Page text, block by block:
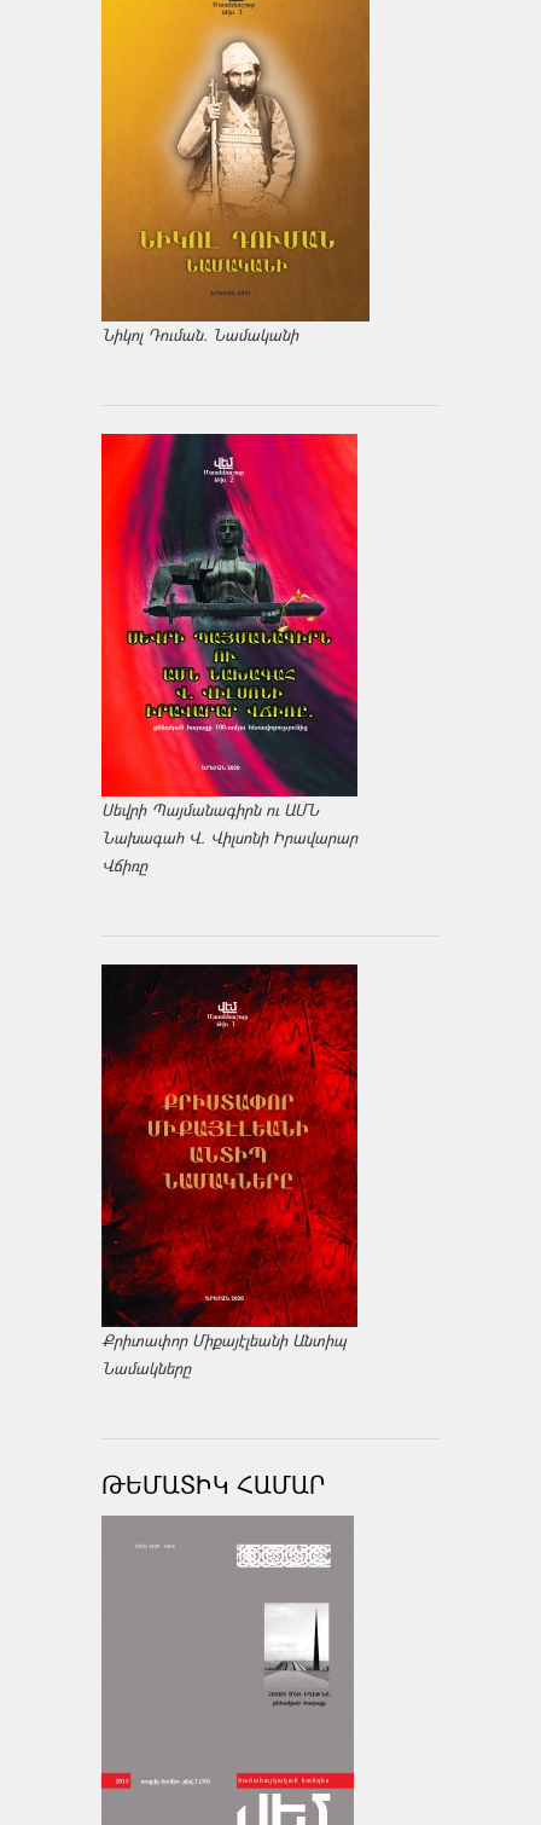
Նիկոլ Դուման. Նամականի
Սեվրի Պայմանագիրն ու ԱՄՆ
Նախագահ Վ. Վիլսոնի Իրավարար
Վճիռը
Քրիտափոր Միքայէլեանի Անտիպ
Նամակները
ԹԵՄԱՏԻԿ ՀԱՄԱՐ